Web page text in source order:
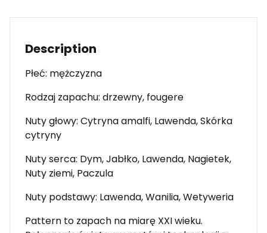
Description
Płeć: mężczyzna
Rodzaj zapachu: drzewny, fougere
Nuty głowy: Cytryna amalfi, Lawenda, Skórka
cytryny
Nuty serca: Dym, Jabłko, Lawenda, Nagietek,
Nuty ziemi, Paczula
Nuty podstawy: Lawenda, Wanilia, Wetyweria
Pattern to zapach na miarę XXI wieku.